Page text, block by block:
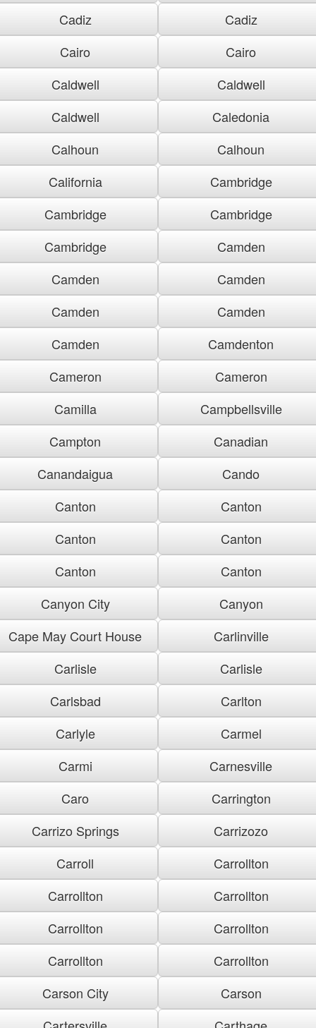
Cadiz
Cadiz
Cairo
Cairo
Caldwell
Caldwell
Caldwell
Caledonia
Calhoun
Calhoun
California
Cambridge
Cambridge
Cambridge
Cambridge
Camden
Camden
Camden
Camden
Camden
Camden
Camdenton
Cameron
Cameron
Camilla
Campbellsville
Campton
Canadian
Canandaigua
Cando
Canton
Canton
Canton
Canton
Canton
Canton
Canyon City
Canyon
Cape May Court House
Carlinville
Carlisle
Carlisle
Carlsbad
Carlton
Carlyle
Carmel
Carmi
Carnesville
Caro
Carrington
Carrizo Springs
Carrizozo
Carroll
Carrollton
Carrollton
Carrollton
Carrollton
Carrollton
Carrollton
Carrollton
Carson City
Carson